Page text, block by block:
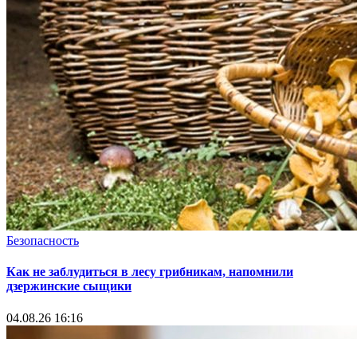
Безопасность
Как не заблудиться в лесу грибникам, напомнили
дзержинские сыщики
04.08.26 16:16